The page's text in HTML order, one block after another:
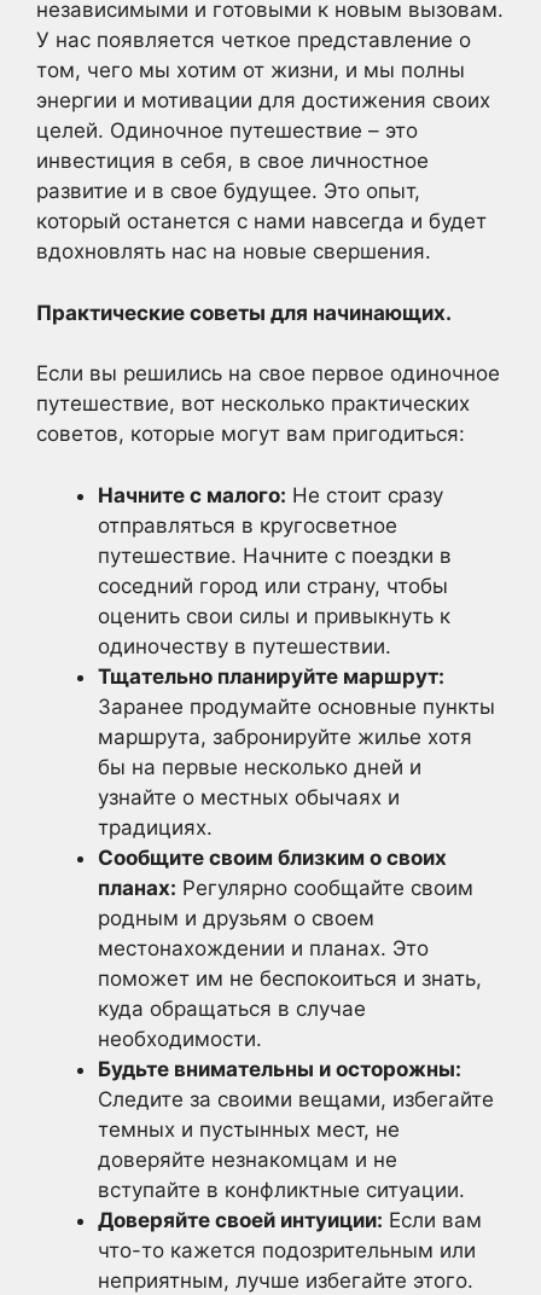
независимыми и готовыми к новым вызовам.
У нас появляется четкое представление о
том, чего мы хотим от жизни, и мы полны
энергии и мотивации для достижения своих
целей. Одиночное путешествие – это
инвестиция в себя, в свое личностное
развитие и в свое будущее. Это опыт,
который останется с нами навсегда и будет
вдохновлять нас на новые свершения.
Практические советы для начинающих.
Если вы решились на свое первое одиночное
путешествие, вот несколько практических
советов, которые могут вам пригодиться:
Начните с малого: Не стоит сразу
отправляться в кругосветное
путешествие. Начните с поездки в
соседний город или страну, чтобы
оценить свои силы и привыкнуть к
одиночеству в путешествии.
Тщательно планируйте маршрут:
Заранее продумайте основные пункты
маршрута, забронируйте жилье хотя
бы на первые несколько дней и
узнайте о местных обычаях и
традициях.
Сообщите своим близким о своих
планах: Регулярно сообщайте своим
родным и друзьям о своем
местонахождении и планах. Это
поможет им не беспокоиться и знать,
куда обращаться в случае
необходимости.
Будьте внимательны и осторожны:
Следите за своими вещами, избегайте
темных и пустынных мест, не
доверяйте незнакомцам и не
вступайте в конфликтные ситуации.
Доверяйте своей интуиции: Если вам
что-то кажется подозрительным или
неприятным, лучше избегайте этого.